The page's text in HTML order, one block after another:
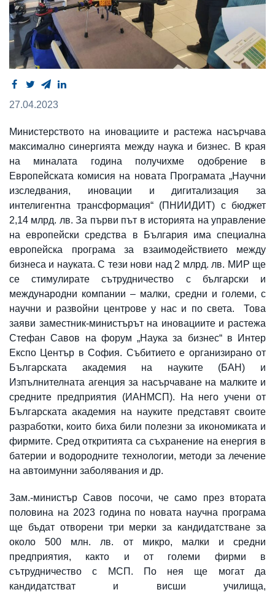
27.04.2023
Министерството на иновациите и растежа насърчава
максимално синергията между наука и бизнес. В края
на миналата година получихме одобрение в
Европейската комисия на новата Програмата „Научни
изследвания, иновации и дигитализация за
интелигентна трансформация“ (ПНИИДИТ) с бюджет
2,14 млрд. лв. За първи път в историята на управление
на европейски средства в България има специална
европейска програма за взаимодействието между
бизнеса и науката. С тези нови над 2 млрд. лв. МИР ще
се стимулирате сътрудничество с български и
международни компании – малки, средни и големи, с
научни и развойни центрове у нас и по света. Това
заяви заместник-министърът на иновациите и растежа
Стефан Савов на форум „Наука за бизнес“ в Интер
Експо Център в София. Събитието е организирано от
Българската академия на науките (БАН) и
Изпълнителната агенция за насърчаване на малките и
средните предприятия (ИАНМСП). На него учени от
Българската академия на науките представят своите
разработки, които биха били полезни за икономиката и
фирмите. Сред откритията са съхранение на енергия в
батерии и водородните технологии, методи за лечение
на автоимунни заболявания и др.
Зам.-министър Савов посочи, че само през втората
половина на 2023 година по новата научна програма
ще бъдат отворени три мерки за кандидатстване за
около 500 млн. лв. от микро, малки и средни
предприятия, както и от големи фирми в
сътрудничество с МСП. По нея ще могат да
кандидатстват и висши училища,